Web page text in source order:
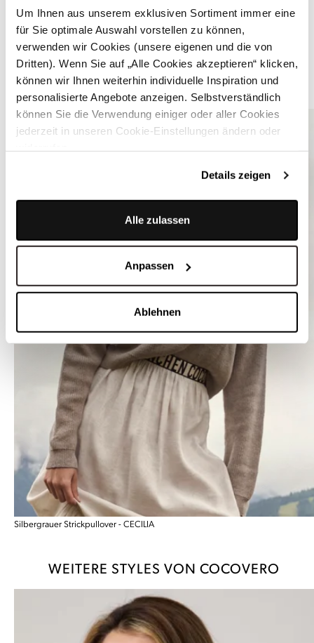
Um Ihnen aus unserem exklusiven Sortiment immer eine
für Sie optimale Auswahl vorstellen zu können,
verwenden wir Cookies (unsere eigenen und die von
Dritten). Wenn Sie auf „Alle Cookies akzeptieren“ klicken,
können wir Ihnen weiterhin individuelle Inspiration und
personalisierte Angebote anzeigen. Selbstverständlich
können Sie die Verwendung einiger oder aller Cookies
jederzeit in unseren Cookie-Einstellungen ändern oder
Details zeigen
Alle zulassen
Anpassen
Ablehnen
Strahlend weißer Trachtenrock aus Lochspitze - SUSI
ÄHNLICHE STYLES
Silbergrauer Strickpullover - CECILIA
WEITERE STYLES VON COCOVERO